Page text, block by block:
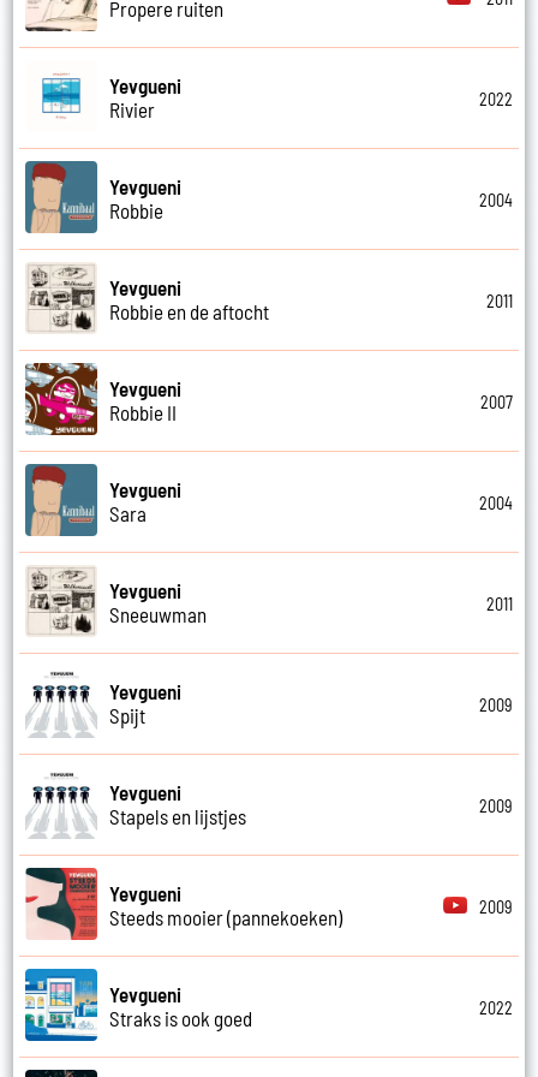
Propere ruiten
Yevgueni
Rivier
2022
Yevgueni
Robbie
2004
Yevgueni
Robbie en de aftocht
2011
Yevgueni
Robbie II
2007
Yevgueni
Sara
2004
Yevgueni
Sneeuwman
2011
Yevgueni
Spijt
2009
Yevgueni
Stapels en lijstjes
2009
Yevgueni
Steeds mooier (pannekoeken)
2009
Yevgueni
Straks is ook goed
2022